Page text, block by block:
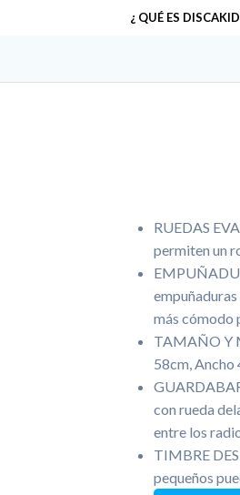
¿ QUÉ ES
RUEDAS
permiten un
más cómodo
TAMAÑO Y
58cm, Ancho
con rueda
entre los
TIMBRE
pequeños